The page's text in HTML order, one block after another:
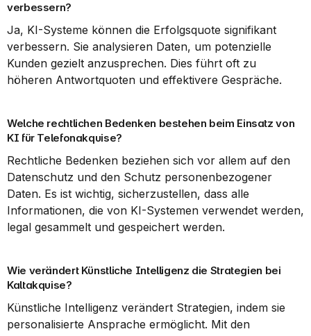
verbessern?
Ja, KI-Systeme können die Erfolgsquote signifikant
verbessern. Sie analysieren Daten, um potenzielle
Kunden gezielt anzusprechen. Dies führt oft zu
höheren Antwortquoten und effektivere Gespräche.
Welche rechtlichen Bedenken bestehen beim Einsatz von
KI für Telefonakquise?
Rechtliche Bedenken beziehen sich vor allem auf den
Datenschutz und den Schutz personenbezogener
Daten. Es ist wichtig, sicherzustellen, dass alle
Informationen, die von KI-Systemen verwendet werden,
legal gesammelt und gespeichert werden.
Wie verändert Künstliche Intelligenz die Strategien bei
Kaltakquise?
Künstliche Intelligenz verändert Strategien, indem sie
personalisierte Ansprache ermöglicht. Mit den